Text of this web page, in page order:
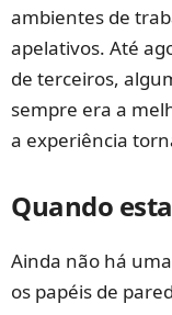
ambientes de
apelativos. Até
de terceiros,
sempre era a
a experiência
Quando
Ainda não há
os papéis de